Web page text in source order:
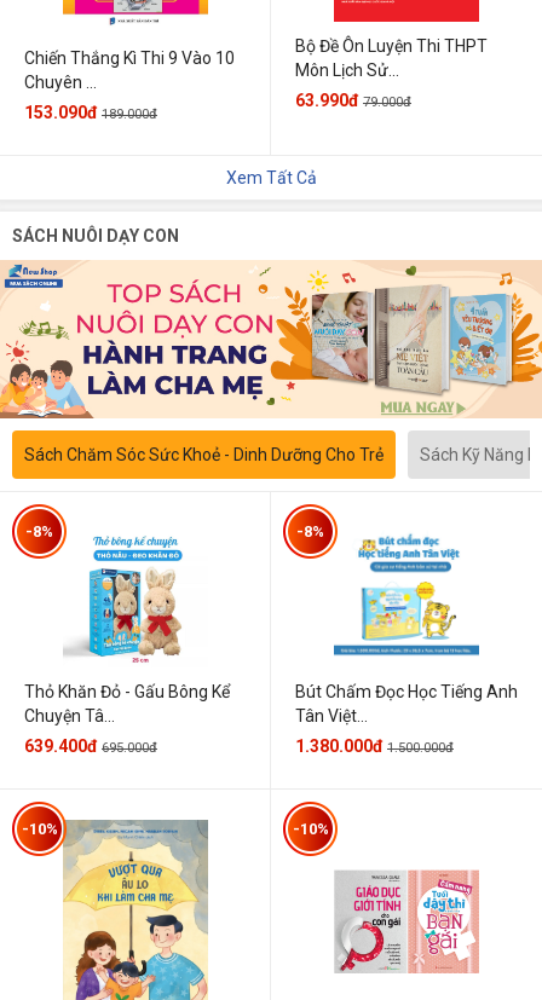
Chiến Thắng Kì Thi 9 Vào 10
Chuyên ...
153.090đ 189.000đ
Bộ Đề Ôn Luyện Thi THPT
Môn Lịch Sử...
63.990đ 79.000đ
Xem Tất Cả
SÁCH NUÔI DẠY CON
Sách Chăm Sóc Sức Khoẻ - Dinh Dưỡng Cho Trẻ Sách Kỹ Năng
Thỏ Khăn Đỏ - Gấu Bông Kể
Chuyện Tâ...
-8%
639.400đ 695.000đ
Bút Chấm Đọc Học Tiếng Anh
Tân Việt...
-8%
1.380.000đ 1.500.000đ
-10% -10%